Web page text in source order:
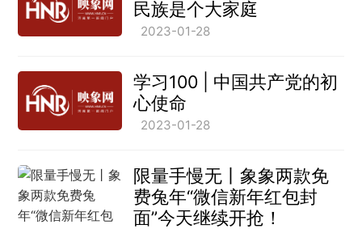
民族是个大家庭
2023-01-28
学习100 | 中国共产党的初
心使命
2023-01-28
限量手慢无丨象象两款免
费兔年“微信新年红包封
面”今天继续开抢！